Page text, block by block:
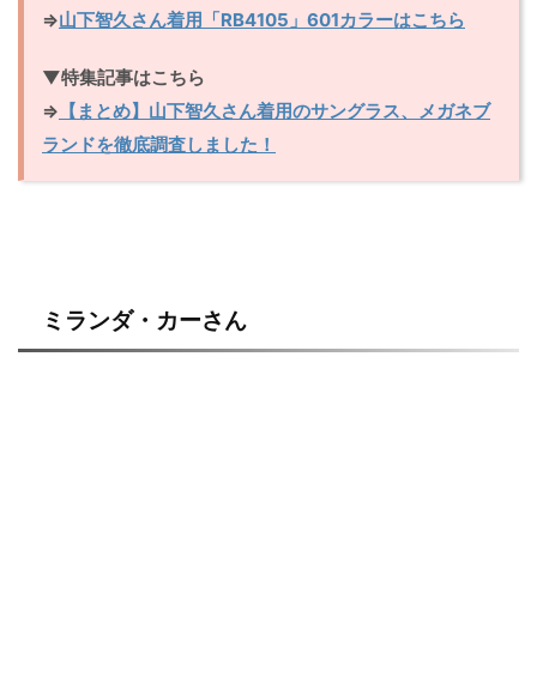
⇒山下智久さん着用「RB4105」601カラーはこちら
▼特集記事はこちら
⇒ 【まとめ】山下智久さん着用のサングラス、メガネブ
ランドを徹底調査しました！
ミランダ・カーさん